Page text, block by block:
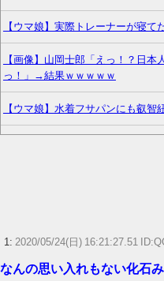
【ウマ娘】実際トレーナーが寝
【画像】山岡士郎「えっ！？日本
っ！」→結果ｗｗｗｗｗ
【ウマ娘】水着フサパンにも叡智
【原神】星拡散PTはどんなキャラ
【ポケモンGO】リモート交換っ
1: 2020/05/24(日) 16:21:27.51
なんの思い入れもない化石